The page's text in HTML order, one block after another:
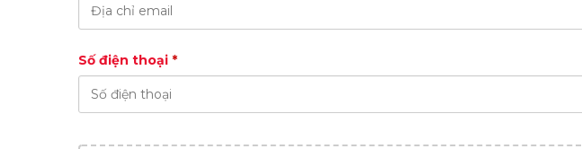
Số điện thoại *